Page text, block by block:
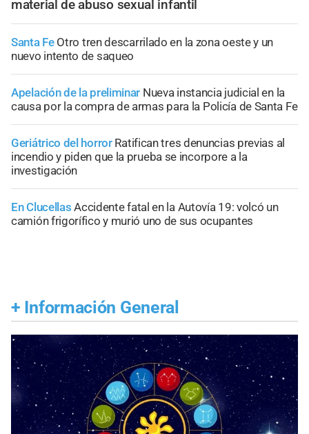
material de abuso sexual infantil
Santa Fe Otro tren descarrilado en la zona oeste y un
nuevo intento de saqueo
Apelación de la preliminar Nueva instancia judicial en la
causa por la compra de armas para la Policía de Santa Fe
Geriátrico del horror Ratifican tres denuncias previas al
incendio y piden que la prueba se incorpore a la
investigación
En Clucellas Accidente fatal en la Autovía 19: volcó un
camión frigorífico y murió uno de sus ocupantes
+ Información General